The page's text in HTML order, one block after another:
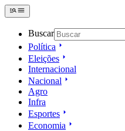
Buscar
Política
Eleições
Internacional
Nacional
Agro
Infra
Esportes
Economia